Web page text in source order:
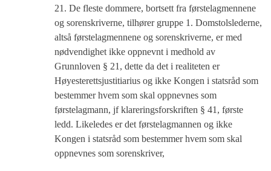
21. De fleste dommere, bortsett fra førstelagmennene
og sorenskriverne, tilhører gruppe 1. Domstolslederne,
altså førstelagmennene og sorenskriverne, er med
nødvendighet ikke oppnevnt i medhold av
Grunnloven § 21, dette da det i realiteten er
Høyesterettsjustitiarius og ikke Kongen i statsråd som
bestemmer hvem som skal oppnevnes som
førstelagmann, jf klareringsforskriften § 41, første
ledd. Likeledes er det førstelagmannen og ikke
Kongen i statsråd som bestemmer hvem som skal
oppnevnes som sorenskriver,